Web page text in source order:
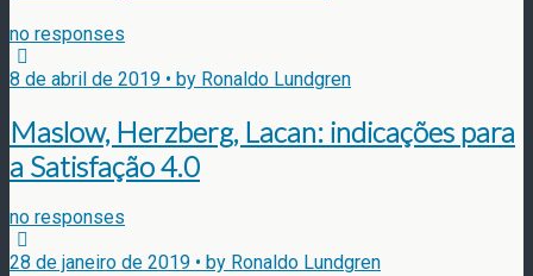
no responses
8 de abril de 2019 • by Ronaldo Lundgren
Maslow, Herzberg, Lacan: indicações para
a Satisfação 4.0
no responses
28 de janeiro de 2019 • by Ronaldo Lundgren